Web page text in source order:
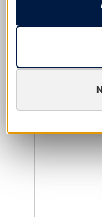
Kunden kauften auch